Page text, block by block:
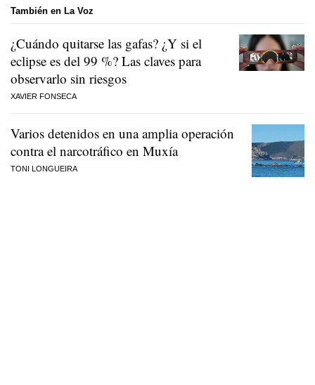
También en La Voz
¿Cuándo quitarse las gafas? ¿Y si el
eclipse es del 99 %? Las claves para
observarlo sin riesgos
XAVIER FONSECA
Varios detenidos en una amplia operación
contra el narcotráfico en Muxía
TONI LONGUEIRA